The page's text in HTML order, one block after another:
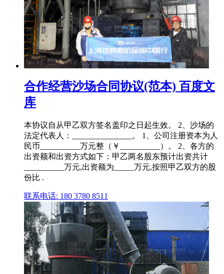
合作经营沙场合同协议(范本) 百度文
库
本协议自从甲乙双方签名盖印之日起生效。 2、沙场的
法定代表人：_______________。 1、公司注册资本为人
民币__________万元整（￥__________）。 2、各方的
出资额和出资方式如下：甲乙两名股东预计出资共计
__________万元,出资额为_____万元,按照甲乙双方的股
份比 .
联系电话: 180 3780 8511